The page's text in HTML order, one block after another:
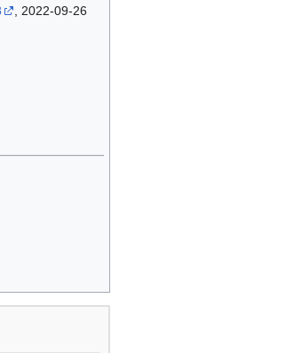
, 2022-09-26